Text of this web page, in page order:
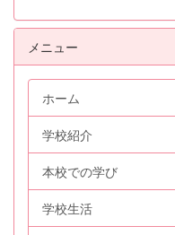
メニュー
ホーム
学校紹介
本校での学び
学校生活